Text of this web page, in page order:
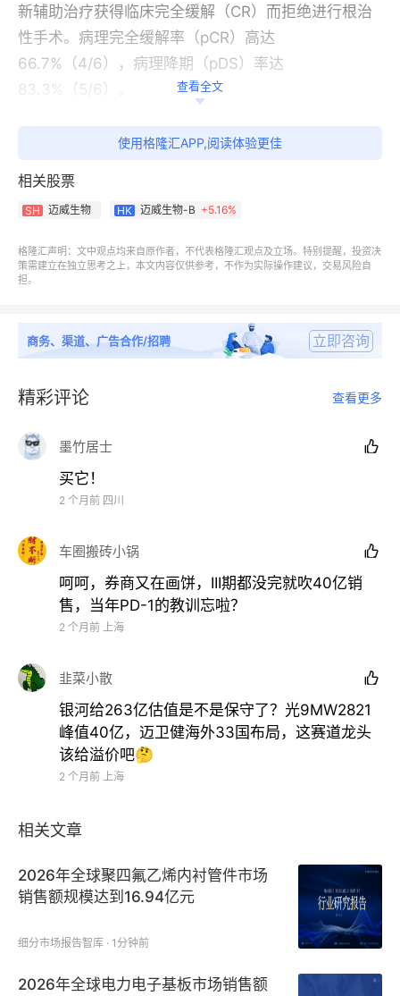
新辅助治疗获得临床完全缓解（CR）而拒绝进行根治
性手术。病理完全缓解率（pCR）高达
66.7%（4/6），病理降期（pDS）率达
83.3%（5/6）。
在膀胱癌围手术期领域，pCR是评判新辅助治疗效果的
织中检测不到癌细胞残留。对于渴望保留膀胱或提高生
存率的患者而言，66.7%的pCR意味着新的希望。目前
批，仍有巨大临床需求。
进，迈威生物在一线和围手术期深度布局，有望在尿路
也标志着ADC治疗正从晚期后线向更早期的可手术阶
第三个关键词：宫颈癌数据即将接棒，泛适应症布局持
续扩展。
9MW2821 是全球首款在宫颈癌（CC）和三阴乳腺癌
（TNBC）进入III期临床的Nectin-4 ADC。
监管认定方面，9MW2821已获得FDA三项快速通道认
定（食管鳞癌、复发/转移性宫颈癌、Nectin-4阳性三
阴乳腺癌）和一项孤儿药认定（食管癌），同时获得
CDE两项突破性疗法认定（UC单药后线、UC联合疗法
一线）。
即将到来的催化节点上，2026年6月17-19日，ESMO
临床进度方面，2026年，9MW2821的UC单药疗法、
联合疗法以及CC单药疗法的III期临床试验均计划进行
期中分析，并有望根据期中分析数据向NMPA CDE提
交新药上市申请前会议；CC联合疗法计划于2026年下
阴性乳腺癌近期完成III期首例入组。
查看全文
使用格隆汇APP,阅读体验更佳
相关股票
SH 迈威生物 HK 迈威生物-B +5.16%
格隆汇声明：文中观点均来自原作者，不代表格隆汇观点及立场。特别提醒，投资决
策需建立在独立思考之上，本文内容仅供参考，不作为实际操作建议，交易风险自
担。
商务、渠道、广告合作/招聘 立即咨询
精彩评论 查看更多
墨竹居士 
买它！
2 个月前 四川
车圈搬砖小锅 
呵呵，券商又在画饼，III期都没完就吹40亿销
售，当年PD-1的教训忘啦？
2 个月前 上海
韭菜小散 
银河给263亿估值是不是保守了？光9MW2821
峰值40亿，迈卫健海外33国布局，这赛道龙头
该给溢价吧🤔
2 个月前 上海
相关文章
2026年全球聚四氟乙烯内衬管件市场
销售额规模达到16.94亿元
细分市场报告智库 · 1分钟前
2026年全球电力电子基板市场销售额